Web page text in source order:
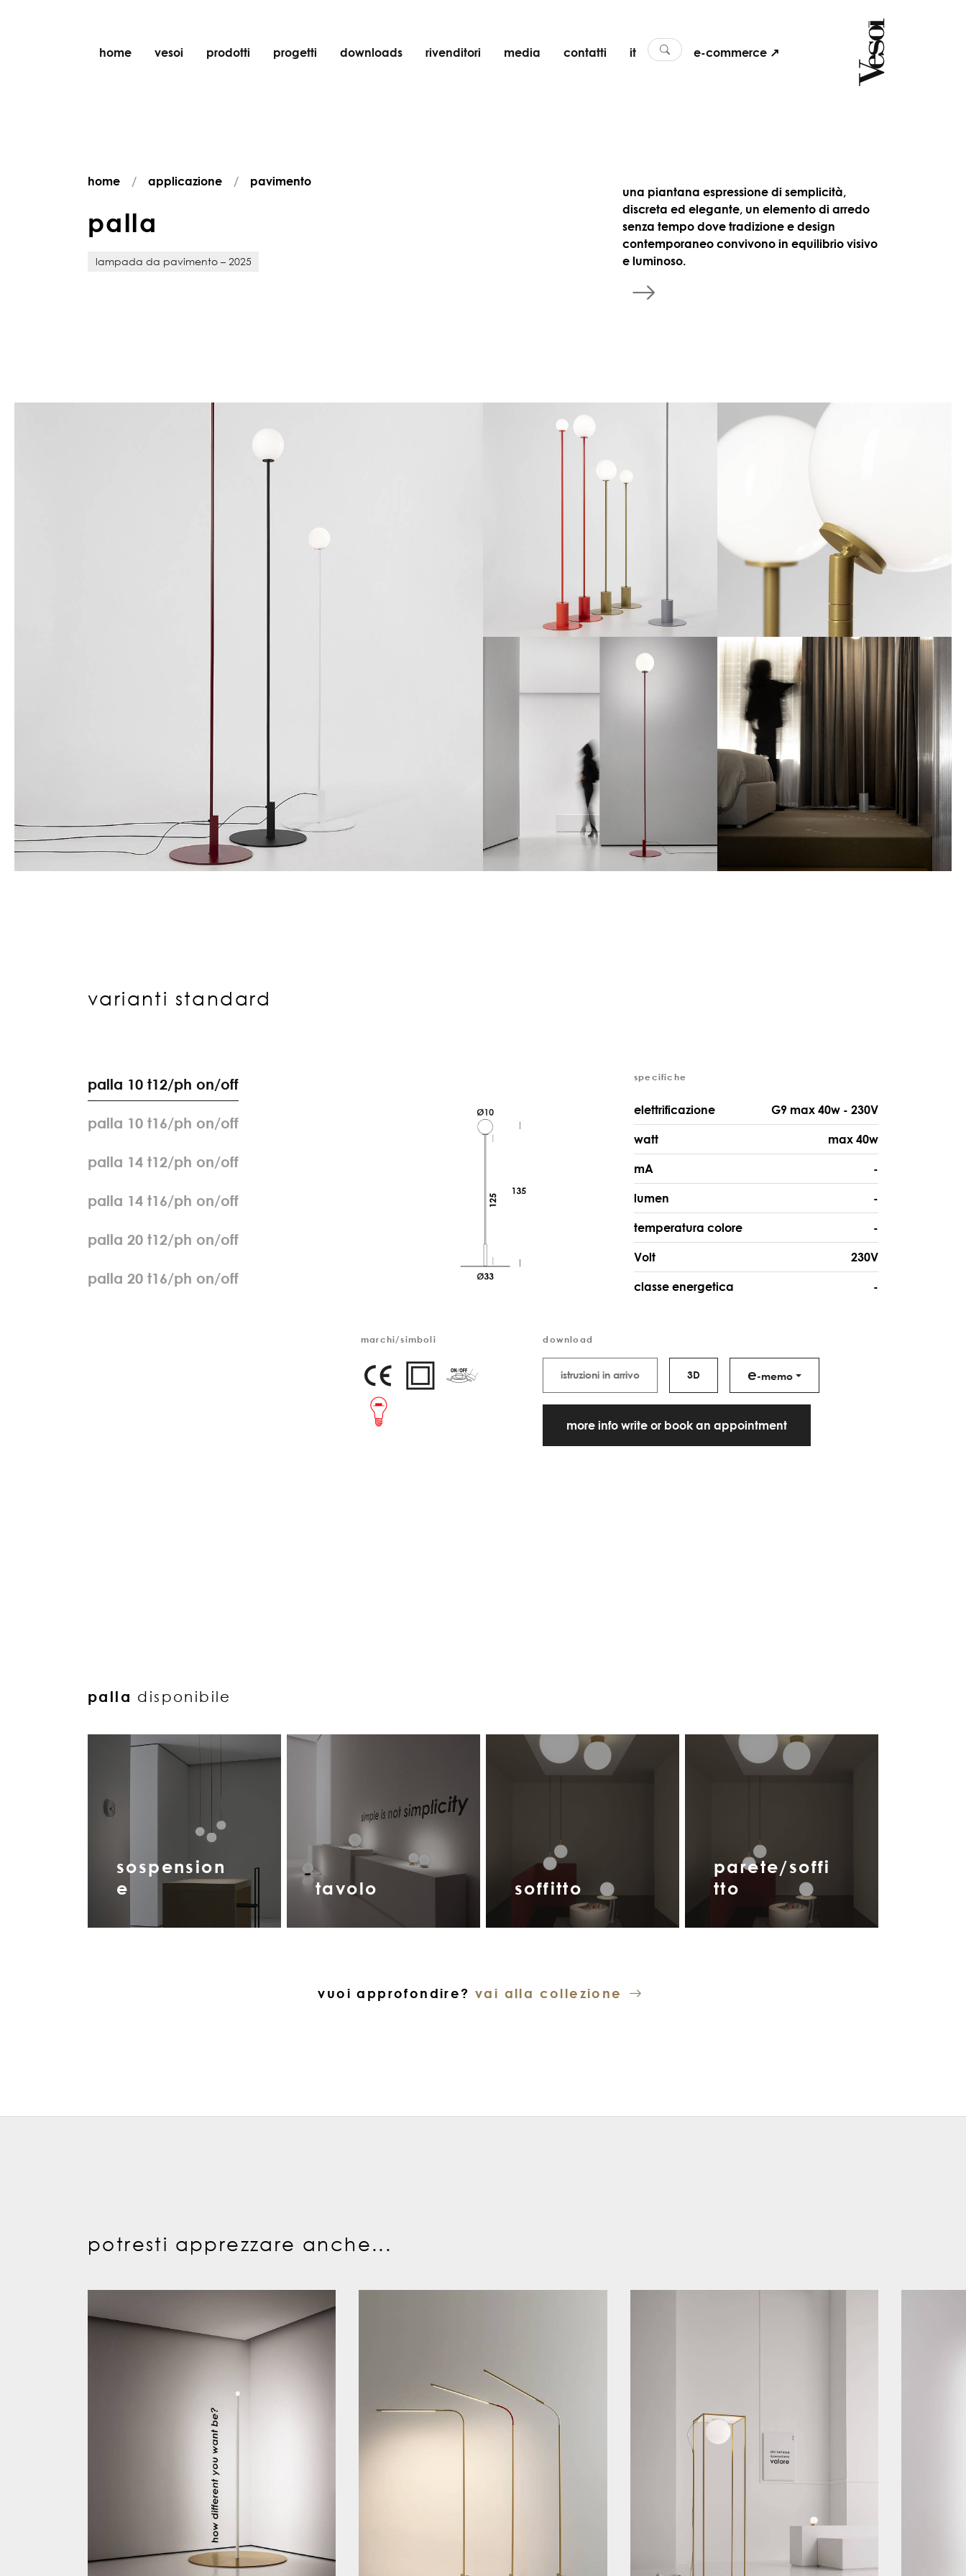
home vesoi prodotti
pavimento
progetti downloads rivenditori media contatti it e-commerce ↗
home applicazione pavimento
palla
lampada da pavimento – 2025
una piantana espressione di semplicità,
discreta ed elegante, un elemento di arredo
senza tempo dove tradizione e design
contemporaneo convivono in equilibrio visivo
e luminoso.
varianti standard
palla 10 t12/ph on/off
palla 10 t16/ph on/off
palla 14 t12/ph on/off
palla 14 t16/ph on/off
palla 20 t12/ph on/off
palla 20 t16/ph on/off
specifiche
elettrificazione G9 max 40w - 230V
watt max 40w
mA -
lumen -
temperatura colore -
Volt 230V
classe energetica -
marchi/simboli download
istruzioni in arrivo 3D e-memo
more info write or book an appointment
palla disponibile
sospension
e
tavolo soffitto
parete/soffi
tto
vuoi approfondire? vai alla collezione
potresti apprezzare anche...